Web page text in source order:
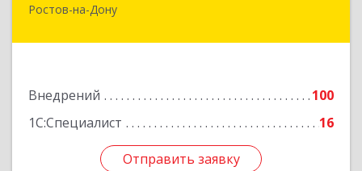
Ростов-на-Дону
Внедрений
100
1С:Специалист
16
Отправить заявку
344116, Ростовская обл, Ростов-на-Дону г, 2-я
Отправить заявку